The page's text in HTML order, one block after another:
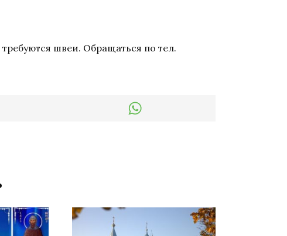
швеи. Обращаться по тел.